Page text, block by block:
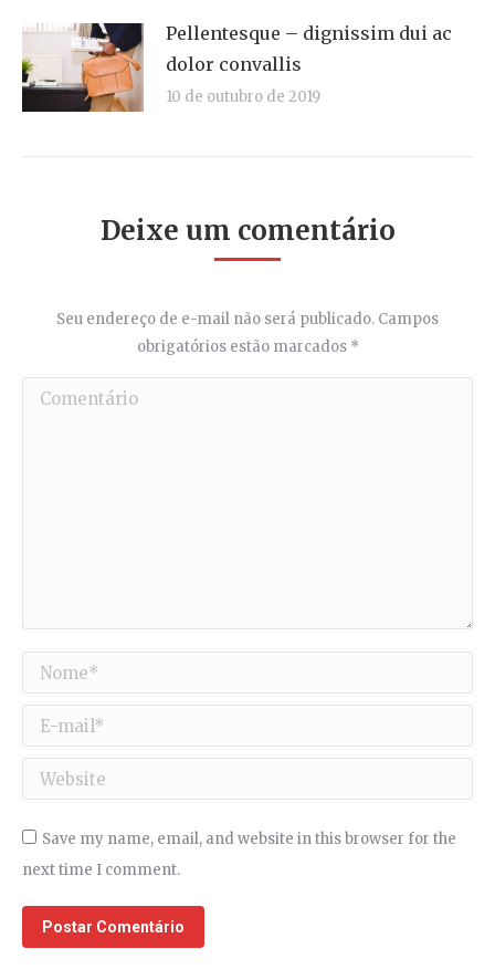
Pellentesque – dignissim dui ac
dolor convallis
10 de outubro de 2019
Deixe um comentário
Seu endereço de e-mail não será publicado. Campos
obrigatórios estão marcados *
Comentário
Nome *
E-mail *
Website
Save my name, email, and website in this browser for the
next time I comment.
Postar Comentário